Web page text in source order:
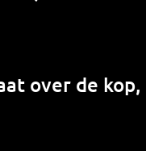
over de kop,